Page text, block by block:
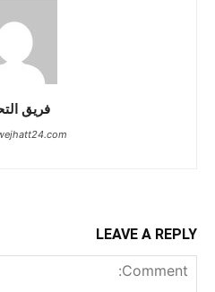
فريق
LEAVE A REPLY